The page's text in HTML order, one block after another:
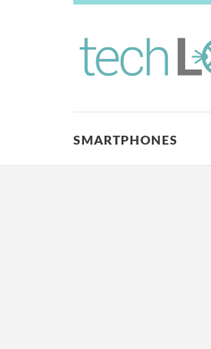
SMARTPHONES